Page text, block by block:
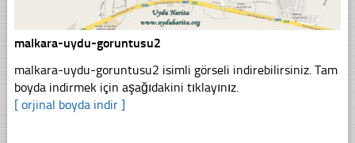
malkara-uydu-goruntusu2
malkara-uydu-goruntusu2 isimli görseli indirebilirsiniz. Tam
boyda indirmek için aşağıdakini tıklayınız.
[ orjinal boyda indir ]